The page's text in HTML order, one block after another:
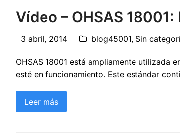
Vídeo – OHSAS
3 abril, 2014 blog45001, Sin
OHSAS 18001 está ampliamente utilizada
esté en funcionamiento. Este estándar
Leer más